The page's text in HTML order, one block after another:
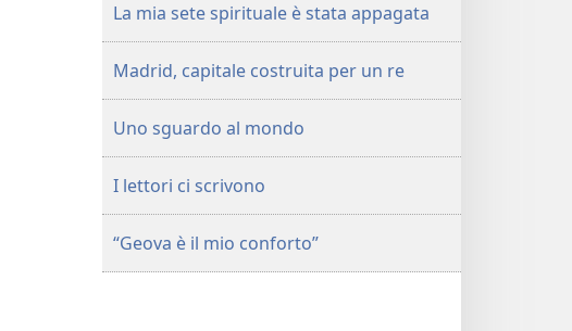
La mia sete spirituale è stata appagata
Madrid, capitale costruita per un re
Uno sguardo al mondo
I lettori ci scrivono
“Geova è il mio conforto”